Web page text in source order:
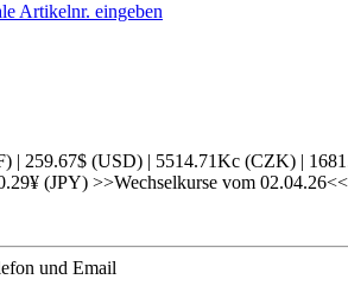
Artikelnr. eingeben
| 259.67$ (USD) | 5514.71Kc (CZK) |
(JPY) >>Wechselkurse vom 02.04.26<<
und Email